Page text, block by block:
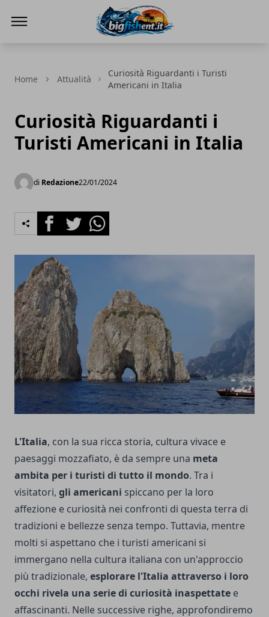
Home Attualità
Curiosità Riguardanti i Turisti
Americani in Italia
Curiosità Riguardanti i
Turisti Americani in Italia
di Redazione22/01/2024
FacebookTwitterWhatsapp
L'Italia, con la sua ricca storia, cultura vivace e
paesaggi mozzafiato, è da sempre una meta
ambita per i turisti di tutto il mondo. Tra i
visitatori, gli americani spiccano per la loro
affezione e curiosità nei confronti di questa terra di
tradizioni e bellezze senza tempo. Tuttavia, mentre
molti si aspettano che i turisti americani si
immergano nella cultura italiana con un'approccio
più tradizionale, esplorare l'Italia attraverso i loro
occhi rivela una serie di curiosità inaspettate e
affascinanti. Nelle successive righe, approfondiremo